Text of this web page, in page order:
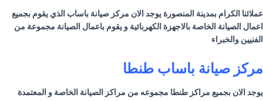
عملائنا الكرام بمدينة المنصورة يوجد الان مركز صيانة باساب الذي يقوم بجميع
اعمال الصيانة الخاصة بالاجهزة الكهربائية و يقوم باعمال الصيانة مجموعة من
الفنيين والخبراء
مركز صيانة باساب طنطا
يوجد الان بجميع مراكز طنطا مجموعه من مراكز الصيانة الخاصة و المعتمدة